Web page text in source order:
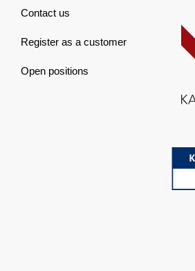
Contact us
Register as a customer
Open positions